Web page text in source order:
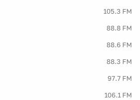
105.3 FM
88.8 FM
88.6 FM
88.3 FM
97.7 FM
106.1 FM